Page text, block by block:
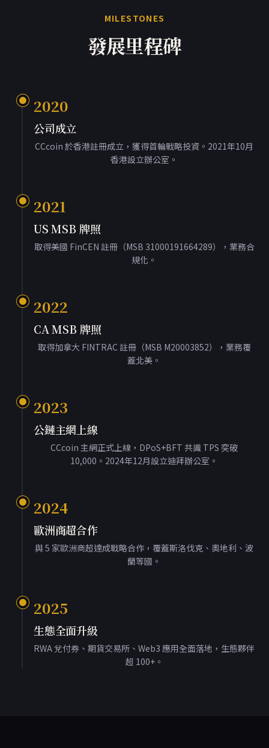
MILESTONES
發展里程碑
2020
公司成立
CCcoin 於香港註冊成立，獲得首輪戰略投資。2021年10月
香港設立辦公室。
2021
US MSB 牌照
取得美國 FinCEN 註冊（MSB 31000191664289），業務合
規化。
2022
CA MSB 牌照
取得加拿大 FINTRAC 註冊（MSB M20003852），業務覆
蓋北美。
2023
公鏈主網上線
CCcoin 主網正式上線，DPoS+BFT 共識 TPS 突破
10,000。2024年12月設立迪拜辦公室。
2024
歐洲商超合作
與 5 家歐洲商超達成戰略合作，覆蓋斯洛伐克、奧地利、波
蘭等國。
2025
生態全面升級
RWA 兌付券、期貨交易所、Web3 應用全面落地，生態夥伴
超 100+。